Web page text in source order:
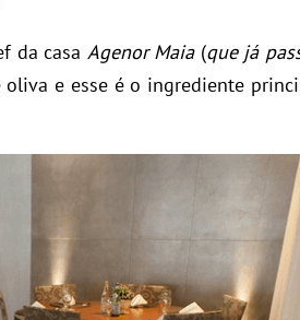
da casa Agenor Maia(que já
e esse é o ingrediente